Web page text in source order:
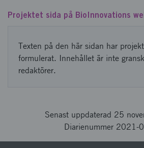
Projektet sida på BioInnovations
Texten på den här sidan har
formulerat. Innehållet är inte
redaktörer.
Senast uppdaterad 25
Diarienummer 2021-